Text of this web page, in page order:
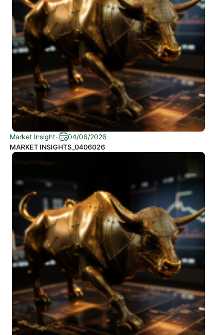
Market Insight-
04/06/2026
MARKET INSIGHTS_0406026